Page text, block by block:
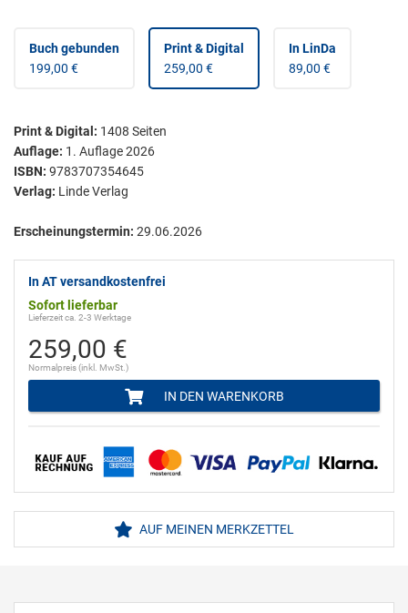
Buch gebunden
199,00 €
Print & Digital
259,00 €
In LinDa
89,00 €
Print & Digital : 1408 Seiten
Auflage: 1. Auflage 2026
ISBN: 9783707354645
Verlag: Linde Verlag
Erscheinungstermin: 29.06.2026
In AT versandkostenfrei
Sofort lieferbar
Lieferzeit ca. 2-3 Werktage
259,00 €
Normalpreis (inkl. MwSt.)
IN DEN WARENKORB
AUF MEINEN MERKZETTEL